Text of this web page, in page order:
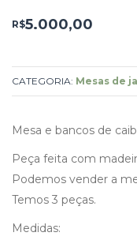
R$5.000,00
CATEGORIA: Mesas de
Mesa e bancos de
Peça feita com
Podemos vender a
Temos 3 peças.
Medidas: